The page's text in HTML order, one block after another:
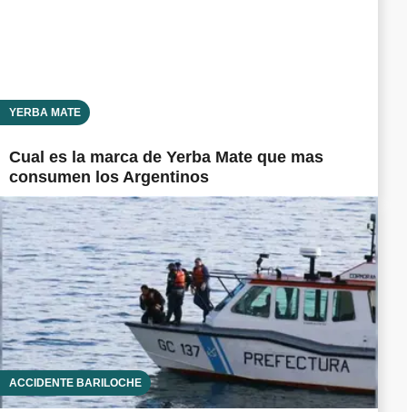
YERBA MATE
Cual es la marca de Yerba Mate que mas
consumen los Argentinos
ACCIDENTE BARILOCHE